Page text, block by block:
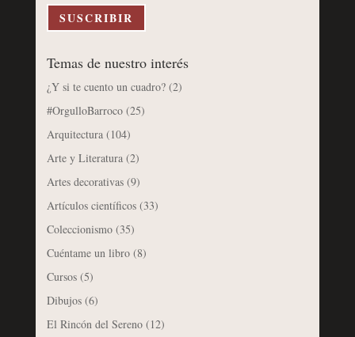
electrónico
SUSCRIBIR
Temas de nuestro interés
¿Y si te cuento un cuadro?(2)
#OrgulloBarroco(25)
Arquitectura(104)
Arte y Literatura(2)
Artes decorativas(9)
Artículos científicos(33)
Coleccionismo(35)
Cuéntame un libro(8)
Cursos(5)
Dibujos(6)
El Rincón del Sereno(12)